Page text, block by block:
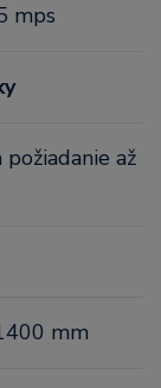
mps
až
mm